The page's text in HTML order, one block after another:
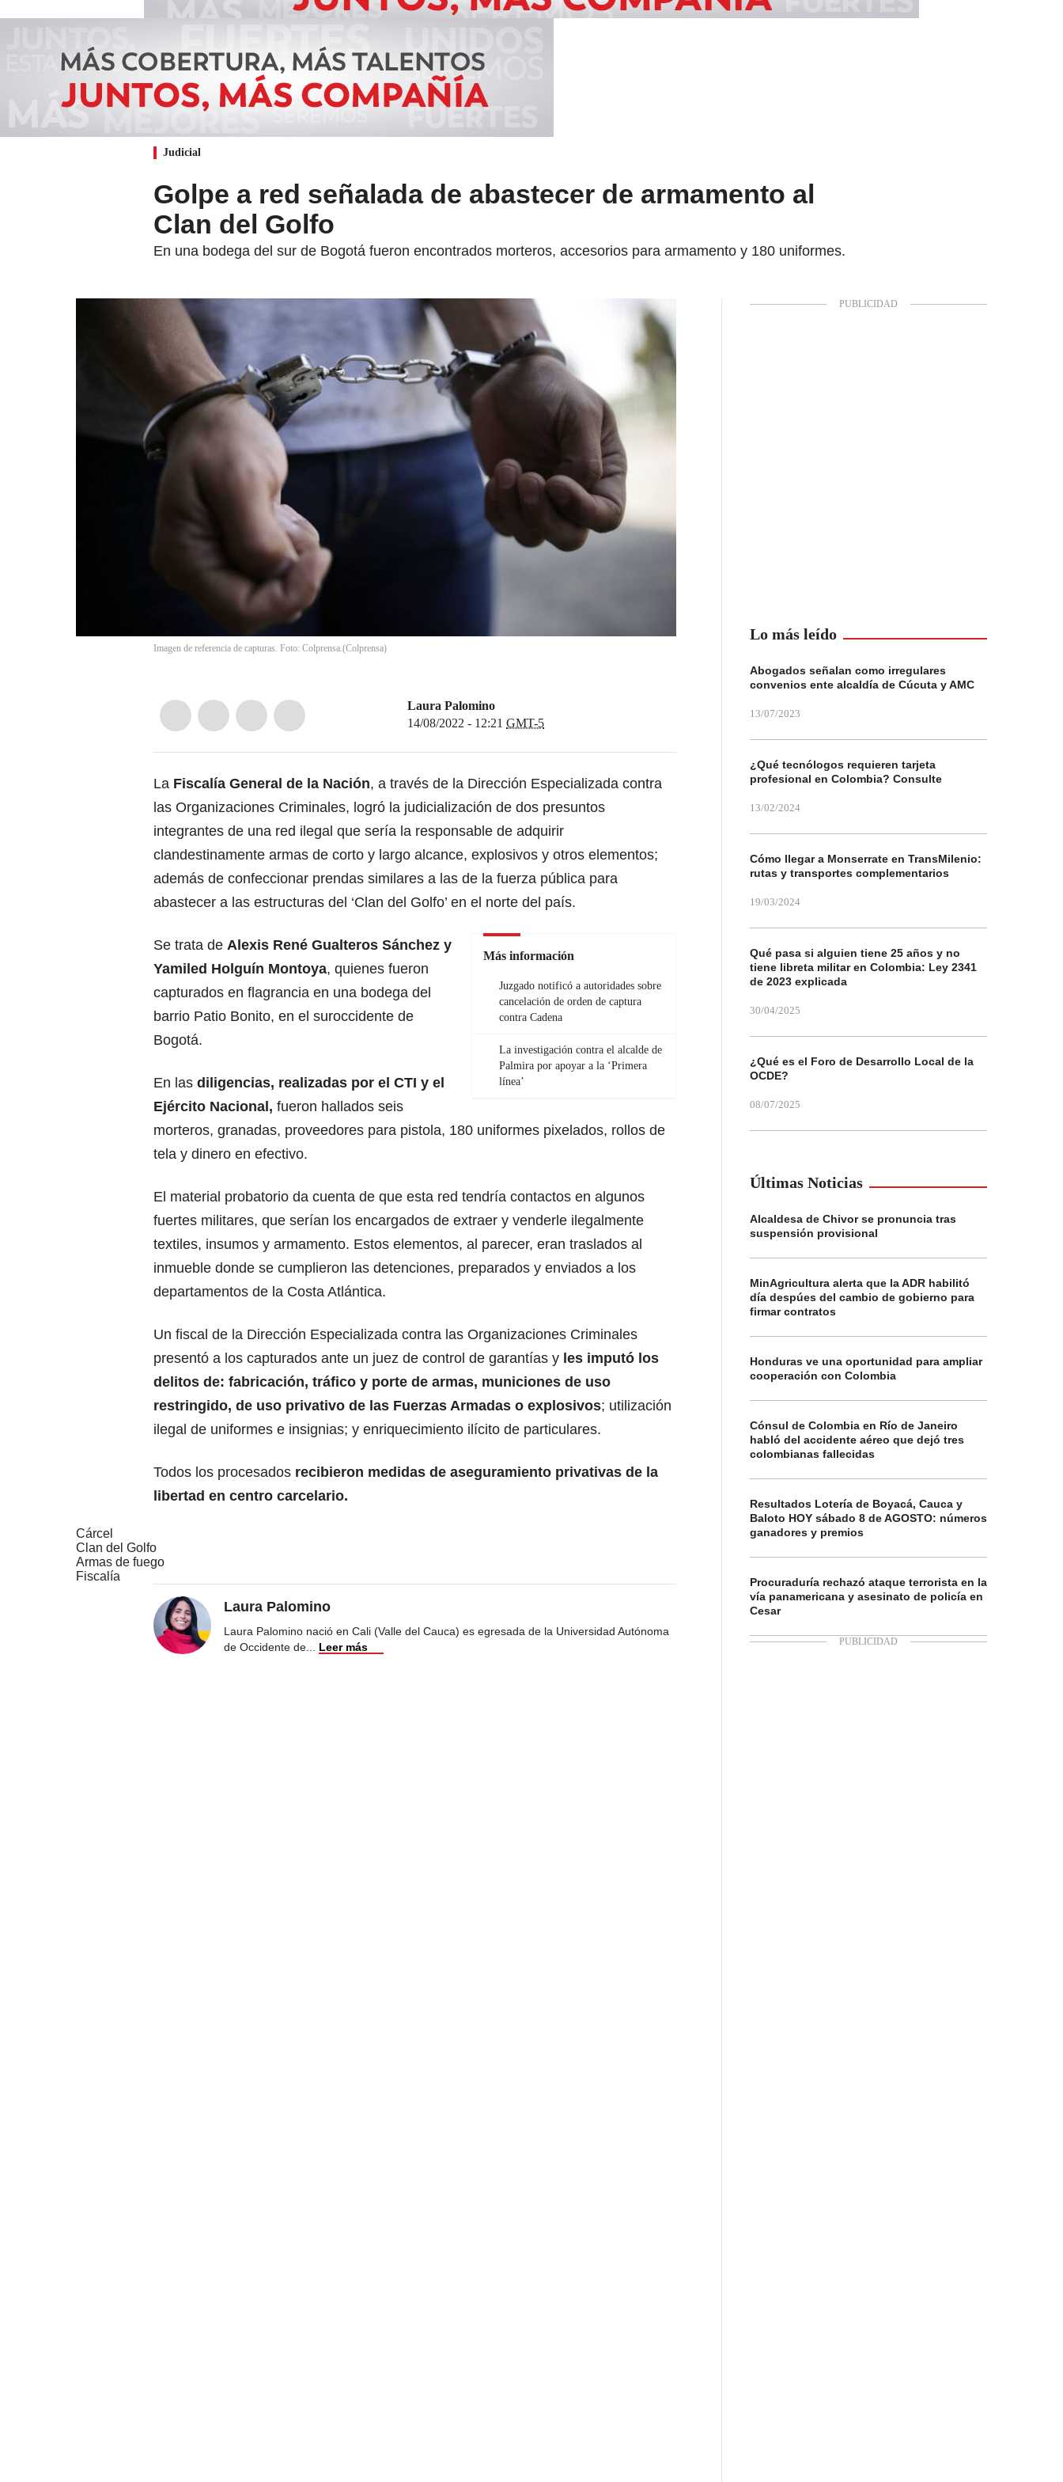
Judicial
Golpe a red señalada de abastecer de armamento al
Clan del Golfo
En una bodega del sur de Bogotá fueron encontrados morteros, accesorios para armamento y 180 uniformes.
Imagen de referencia de capturas. Foto: Colprensa.(Colprensa)
Laura Palomino
14/08/2022 - 12:21 GMT-5
La Fiscalía General de la Nación, a través de la Dirección Especializada contra
las Organizaciones Criminales, logró la judicialización de dos presuntos
integrantes de una red ilegal que sería la responsable de adquirir
clandestinamente armas de corto y largo alcance, explosivos y otros elementos;
además de confeccionar prendas similares a las de la fuerza pública para
abastecer a las estructuras del ‘Clan del Golfo’ en el norte del país.
Más información
Juzgado notificó a autoridades sobre
cancelación de orden de captura
contra Cadena
La investigación contra el alcalde de
Palmira por apoyar a la ‘Primera
línea’
Se trata de Alexis René Gualteros Sánchez y
Yamiled Holguín Montoya, quienes fueron
capturados en flagrancia en una bodega del
barrio Patio Bonito, en el suroccidente de
Bogotá.
En las diligencias, realizadas por el CTI y el
Ejército Nacional, fueron hallados seis
morteros, granadas, proveedores para pistola, 180 uniformes pixelados, rollos de
tela y dinero en efectivo.
El material probatorio da cuenta de que esta red tendría contactos en algunos
fuertes militares, que serían los encargados de extraer y venderle ilegalmente
textiles, insumos y armamento. Estos elementos, al parecer, eran traslados al
inmueble donde se cumplieron las detenciones, preparados y enviados a los
departamentos de la Costa Atlántica.
Un fiscal de la Dirección Especializada contra las Organizaciones Criminales
presentó a los capturados ante un juez de control de garantías y les imputó los
delitos de: fabricación, tráfico y porte de armas, municiones de uso
restringido, de uso privativo de las Fuerzas Armadas o explosivos; utilización
ilegal de uniformes e insignias; y enriquecimiento ilícito de particulares.
Todos los procesados recibieron medidas de aseguramiento privativas de la
libertad en centro carcelario.
Cárcel
Clan del Golfo
Armas de fuego
Fiscalía
Laura Palomino
Laura Palomino nació en Cali (Valle del Cauca) es egresada de la Universidad Autónoma
de Occidente de
Leer más
Lo más leído
Abogados señalan como irregulares
convenios ente alcaldía de Cúcuta y AMC
13/07/2023
¿Qué tecnólogos requieren tarjeta
profesional en Colombia? Consulte
13/02/2024
Cómo llegar a Monserrate en TransMilenio:
rutas y transportes complementarios
19/03/2024
Qué pasa si alguien tiene 25 años y no
tiene libreta militar en Colombia: Ley 2341
de 2023 explicada
30/04/2025
¿Qué es el Foro de Desarrollo Local de la
OCDE?
08/07/2025
Últimas Noticias
Alcaldesa de Chivor se pronuncia tras
suspensión provisional
MinAgricultura alerta que la ADR habilitó
día despúes del cambio de gobierno para
firmar contratos
Honduras ve una oportunidad para ampliar
cooperación con Colombia
Cónsul de Colombia en Río de Janeiro
habló del accidente aéreo que dejó tres
colombianas fallecidas
Resultados Lotería de Boyacá, Cauca y
Baloto HOY sábado 8 de AGOSTO: números
ganadores y premios
Procuraduría rechazó ataque terrorista en la
vía panamericana y asesinato de policía en
Cesar